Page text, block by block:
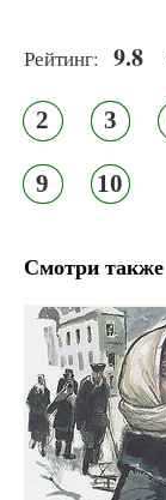
Рейтинг: 9.8
2 3
9 10
Смотри также